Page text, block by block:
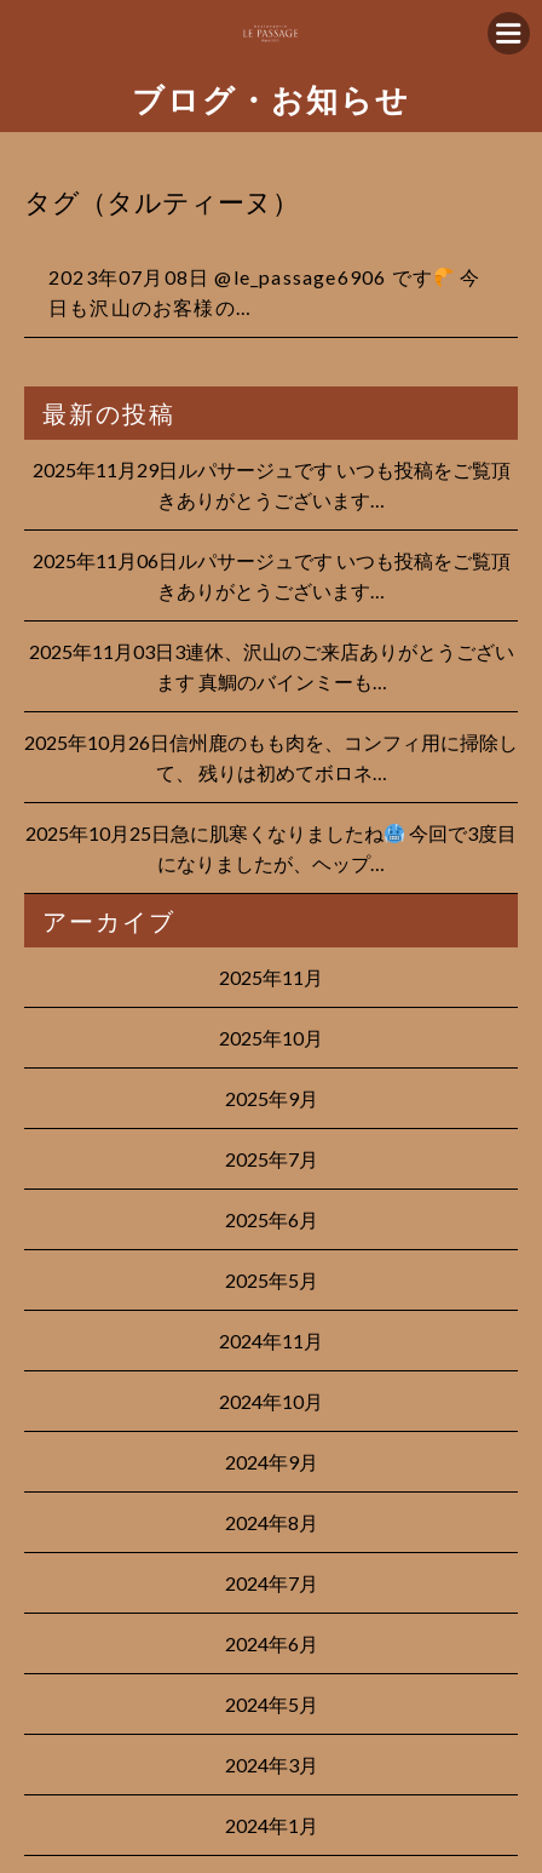
ブログ・お知らせ
タグ（タルティーヌ）
2023年07月08日 @le_passage6906 です
今
日も沢山のお客様の…
最新の投稿
2025年11月29日ルパサージュです︎ いつも投稿をご覧頂
きありがとうございます…
2025年11月06日ルパサージュです︎ いつも投稿をご覧頂
きありがとうございます…
2025年11月03日3連休、沢山のご来店ありがとうござい
ます 真鯛のバインミーも…
2025年10月26日信州鹿のもも肉を、コンフィ用に掃除し
て、 残りは初めてボロネ…
2025年10月25日急に肌寒くなりましたね
今回で3度目
になりましたが、ヘップ…
アーカイブ
2025年11月
2025年10月
2025年9月
2025年7月
2025年6月
2025年5月
2024年11月
2024年10月
2024年9月
2024年8月
2024年7月
2024年6月
2024年5月
2024年3月
2024年1月